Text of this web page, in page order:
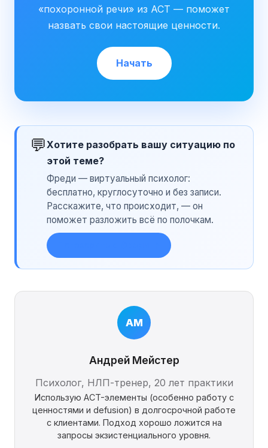
«похоронной речи» из ACT — поможет
назвать свои настоящие ценности.
Начать
💬Хотите разобрать вашу ситуацию по
этой теме?
Фреди — виртуальный психолог:
бесплатно, круглосуточно и без записи.
Расскажите, что происходит, — он
поможет разложить всё по полочкам.
АМ
Андрей Мейстер
Психолог, НЛП-тренер, 20 лет практики
Использую ACT-элементы (особенно работу с
ценностями и defusion) в долгосрочной работе
с клиентами. Подход хорошо ложится на
запросы экзистенциального уровня.